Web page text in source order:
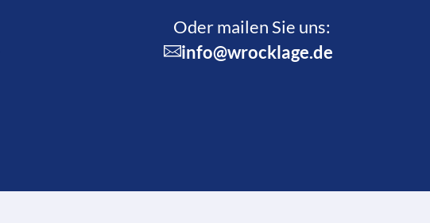
Oder mailen Sie uns:
info@wrocklage.de